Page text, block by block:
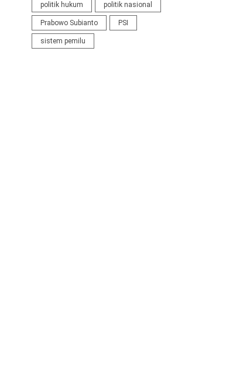
politik hukum politik nasional
Prabowo Subianto PSI
sistem pemilu